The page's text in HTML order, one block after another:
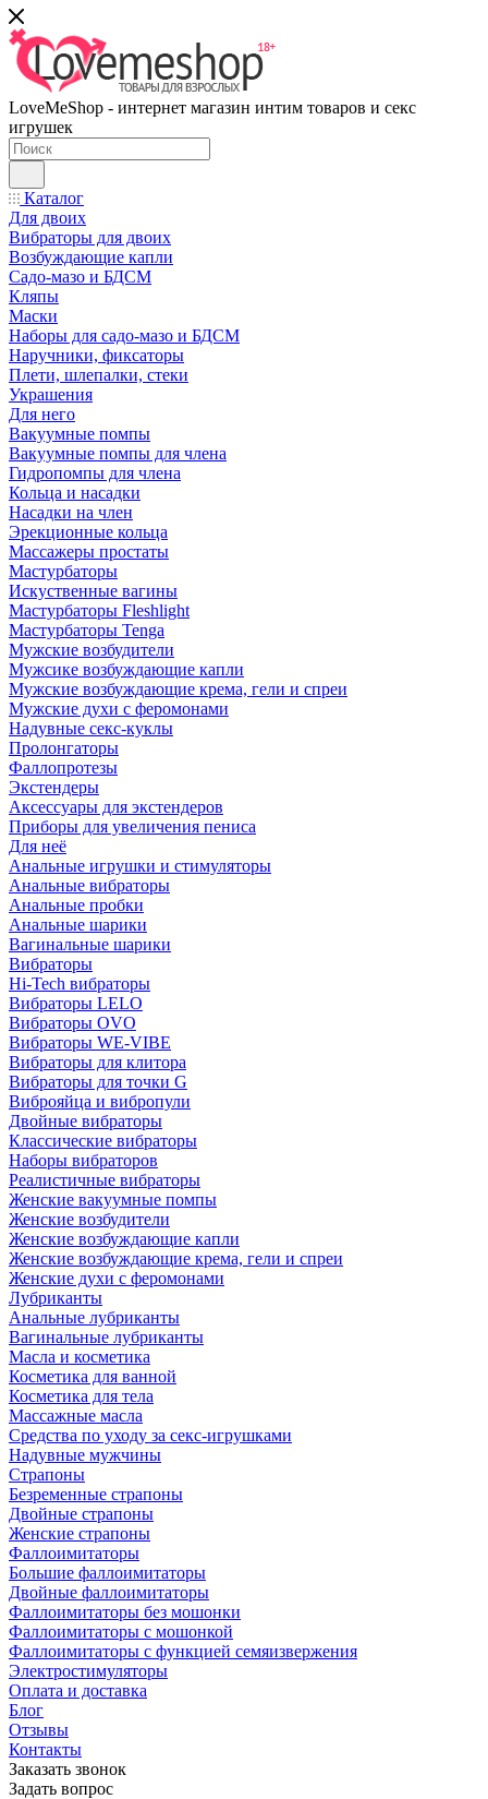
LoveMeShop - интернет магазин интим товаров и секс
игрушек
Каталог
Для двоих
Вибраторы для двоих
Возбуждающие капли
Садо-мазо и БДСМ
Кляпы
Маски
Наборы для садо-мазо и БДСМ
Наручники, фиксаторы
Плети, шлепалки, стеки
Украшения
Для него
Вакуумные помпы
Вакуумные помпы для члена
Гидропомпы для члена
Кольца и насадки
Насадки на член
Эрекционные кольца
Массажеры простаты
Мастурбаторы
Искуственные вагины
Мастурбаторы Fleshlight
Мастурбаторы Tenga
Мужские возбудители
Мужсике возбуждающие капли
Мужские возбуждающие крема, гели и спреи
Мужские духи с феромонами
Надувные секс-куклы
Пролонгаторы
Фаллопротезы
Экстендеры
Аксессуары для экстендеров
Приборы для увеличения пениса
Для неё
Анальные игрушки и стимуляторы
Анальные вибраторы
Анальные пробки
Анальные шарики
Вагинальные шарики
Вибраторы
Hi-Tech вибраторы
Вибраторы LELO
Вибраторы OVO
Вибраторы WE-VIBE
Вибраторы для клитора
Вибраторы для точки G
Виброяйца и вибропули
Двойные вибраторы
Классические вибраторы
Наборы вибраторов
Реалистичные вибраторы
Женские вакуумные помпы
Женские возбудители
Женские возбуждающие капли
Женские возбуждающие крема, гели и спреи
Женские духи с феромонами
Лубриканты
Анальные лубриканты
Вагинальные лубриканты
Масла и косметика
Косметика для ванной
Косметика для тела
Массажные масла
Средства по уходу за секс-игрушками
Надувные мужчины
Страпоны
Безременные страпоны
Двойные страпоны
Женские страпоны
Фаллоимитаторы
Большие фаллоимитаторы
Двойные фаллоимитаторы
Фаллоимитаторы без мошонки
Фаллоимитаторы с мошонкой
Фаллоимитаторы с функцией семяизвержения
Электростимуляторы
Оплата и доставка
Блог
Отзывы
Контакты
Заказать звонок
Задать вопрос